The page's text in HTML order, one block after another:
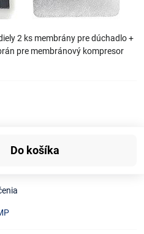
2 ks membrány pre dúchadlo +
pre membránový kompresor
Do košíka